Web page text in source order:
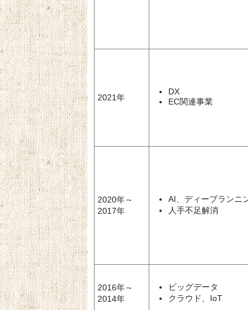
2021年
DX
EC関連事業
2020年～
2017年
AI、ディープランニ
人手不足解消
2016年～
2014年
ビッグデータ
クラウド、IoT